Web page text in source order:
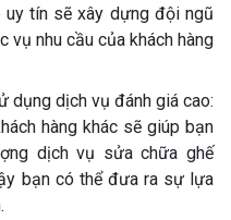
uy tín sẽ xây dựng đội ngũ
vụ nhu cầu của khách hàng
dụng dịch vụ đánh giá cao:
hàng khác sẽ giúp bạn
dịch vụ sửa chữa ghế
bạn có thể đưa ra sự lựa